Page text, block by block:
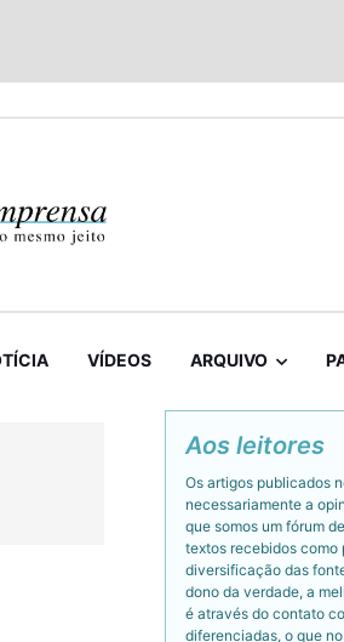
VÍDEOS ARQUIVO
Aos leitores
Os artigos publicados
necessariamente a
que somos um fórum
textos recebidos como
diversificação das
dono da verdade, a
é através do contato
diferenciadas, o que